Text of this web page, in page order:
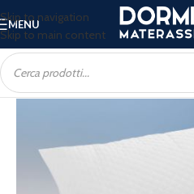
Skip to navigation
Skip to main content
MENU